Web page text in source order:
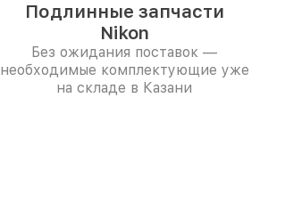
Подлинные запчасти
Nikon
Без ожидания поставок —
необходимые комплектующие уже
на складе в Казани